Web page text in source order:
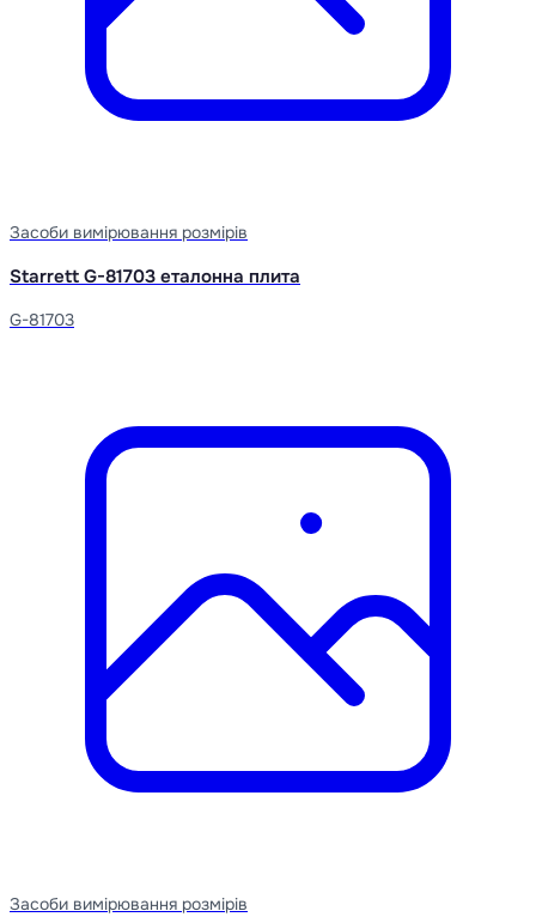
Засоби вимірювання розмірів
Starrett G-81703 еталонна плита
G-81703
Засоби вимірювання розмірів